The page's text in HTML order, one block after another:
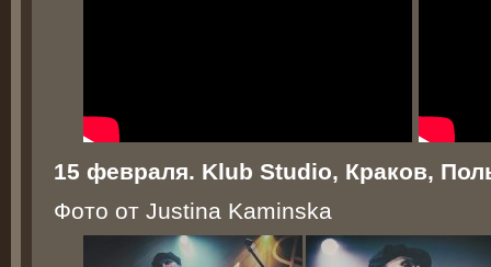
15 февраля. Klub Studio, Краков,
Фото от Justina Kaminska